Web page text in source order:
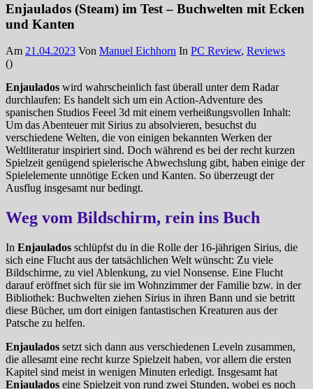
Enjaulados (Steam) im Test – Buchwelten mit Ecken
und Kanten
Am 21.04.2023 Von Manuel Eichhorn In PC Review, Reviews
()
Enjaulados wird wahrscheinlich fast überall unter dem Radar
durchlaufen: Es handelt sich um ein Action-Adventure des
spanischen Studios Feeel 3d mit einem verheißungsvollen Inhalt:
Um das Abenteuer mit Sirius zu absolvieren, besuchst du
verschiedene Welten, die von einigen bekannten Werken der
Weltliteratur inspiriert sind. Doch während es bei der recht kurzen
Spielzeit genügend spielerische Abwechslung gibt, haben einige der
Spielelemente unnötige Ecken und Kanten. So überzeugt der
Ausflug insgesamt nur bedingt.
Weg vom Bildschirm, rein ins Buch
In Enjaulados schlüpfst du in die Rolle der 16-jährigen Sirius, die
sich eine Flucht aus der tatsächlichen Welt wünscht: Zu viele
Bildschirme, zu viel Ablenkung, zu viel Nonsense. Eine Flucht
darauf eröffnet sich für sie im Wohnzimmer der Familie bzw. in der
Bibliothek: Buchwelten ziehen Sirius in ihren Bann und sie betritt
diese Bücher, um dort einigen fantastischen Kreaturen aus der
Patsche zu helfen.
Enjaulados setzt sich dann aus verschiedenen Leveln zusammen,
die allesamt eine recht kurze Spielzeit haben, vor allem die ersten
Kapitel sind meist in wenigen Minuten erledigt. Insgesamt hat
Enjaulados eine Spielzeit von rund zwei Stunden, wobei es noch